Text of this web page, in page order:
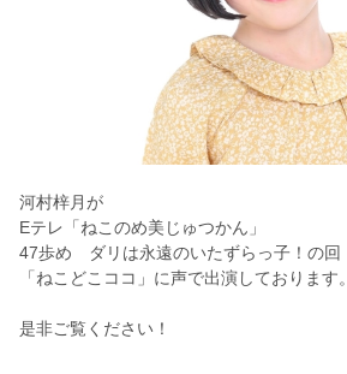
河村梓月が
Eテレ「ねこのめ美じゅつかん」
47歩め ダリは永遠のいたずらっ子！の回
「ねこどこココ」に声で出演しております。
是非ご覧ください！